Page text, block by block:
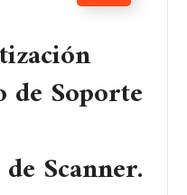
Soporte
Scanner.